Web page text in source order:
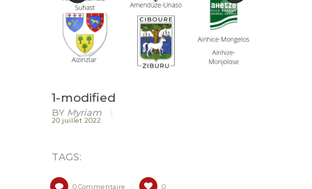
CONTACT
1-modified
BY Myriam
20 juillet 2022
TAGS:
0 Commentaire 0